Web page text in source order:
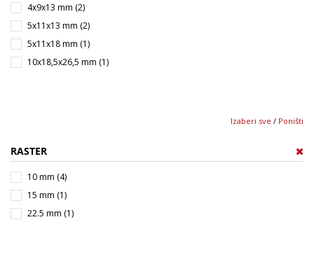
4x9x13 mm (2)
5x11x13 mm (2)
5x11x18 mm (1)
10x18,5x26,5 mm (1)
Izaberi sve / Poništi
RASTER
10 mm (4)
15 mm (1)
22.5 mm (1)